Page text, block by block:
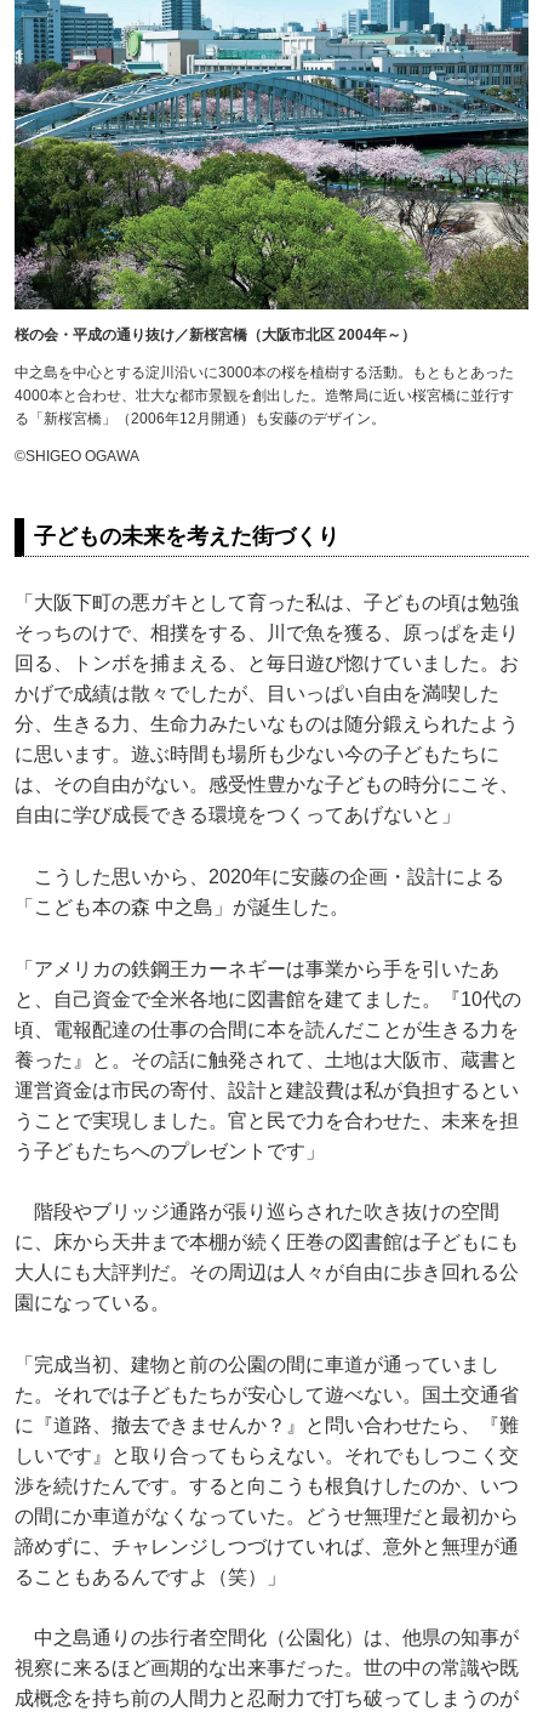
桜の会・平成の通り抜け／新桜宮橋（大阪市北区 2004年～）
中之島を中心とする淀川沿いに3000本の桜を植樹する活動。もともとあった
4000本と合わせ、壮大な都市景観を創出した。造幣局に近い桜宮橋に並行す
る「新桜宮橋」（2006年12月開通）も安藤のデザイン。
©SHIGEO OGAWA
子どもの未来を考えた街づくり
「大阪下町の悪ガキとして育った私は、子どもの頃は勉強
そっちのけで、相撲をする、川で魚を獲る、原っぱを走り
回る、トンボを捕まえる、と毎日遊び惚けていました。お
かげで成績は散々でしたが、目いっぱい自由を満喫した
分、生きる力、生命力みたいなものは随分鍛えられたよう
に思います。遊ぶ時間も場所も少ない今の子どもたちに
は、その自由がない。感受性豊かな子どもの時分にこそ、
自由に学び成長できる環境をつくってあげないと」
こうした思いから、2020年に安藤の企画・設計による
「こども本の森 中之島」が誕生した。
「アメリカの鉄鋼王カーネギーは事業から手を引いたあ
と、自己資金で全米各地に図書館を建てました。『10代の
頃、電報配達の仕事の合間に本を読んだことが生きる力を
養った』と。その話に触発されて、土地は大阪市、蔵書と
運営資金は市民の寄付、設計と建設費は私が負担するとい
うことで実現しました。官と民で力を合わせた、未来を担
う子どもたちへのプレゼントです」
階段やブリッジ通路が張り巡らされた吹き抜けの空間
に、床から天井まで本棚が続く圧巻の図書館は子どもにも
大人にも大評判だ。その周辺は人々が自由に歩き回れる公
園になっている。
「完成当初、建物と前の公園の間に車道が通っていまし
た。それでは子どもたちが安心して遊べない。国土交通省
に『道路、撤去できませんか？』と問い合わせたら、『難
しいです』と取り合ってもらえない。それでもしつこく交
渉を続けたんです。すると向こうも根負けしたのか、いつ
の間にか車道がなくなっていた。どうせ無理だと最初から
諦めずに、チャレンジしつづけていれば、意外と無理が通
ることもあるんですよ（笑）」
中之島通りの歩行者空間化（公園化）は、他県の知事が
視察に来るほど画期的な出来事だった。世の中の常識や既
成概念を持ち前の人間力と忍耐力で打ち破ってしまうのが